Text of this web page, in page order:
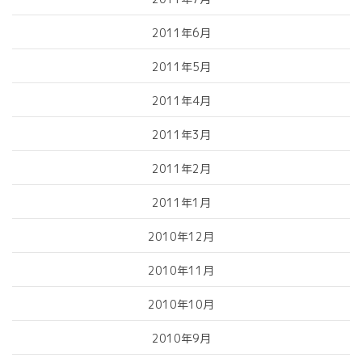
2011年6月
2011年5月
2011年4月
2011年3月
2011年2月
2011年1月
2010年12月
2010年11月
2010年10月
2010年9月